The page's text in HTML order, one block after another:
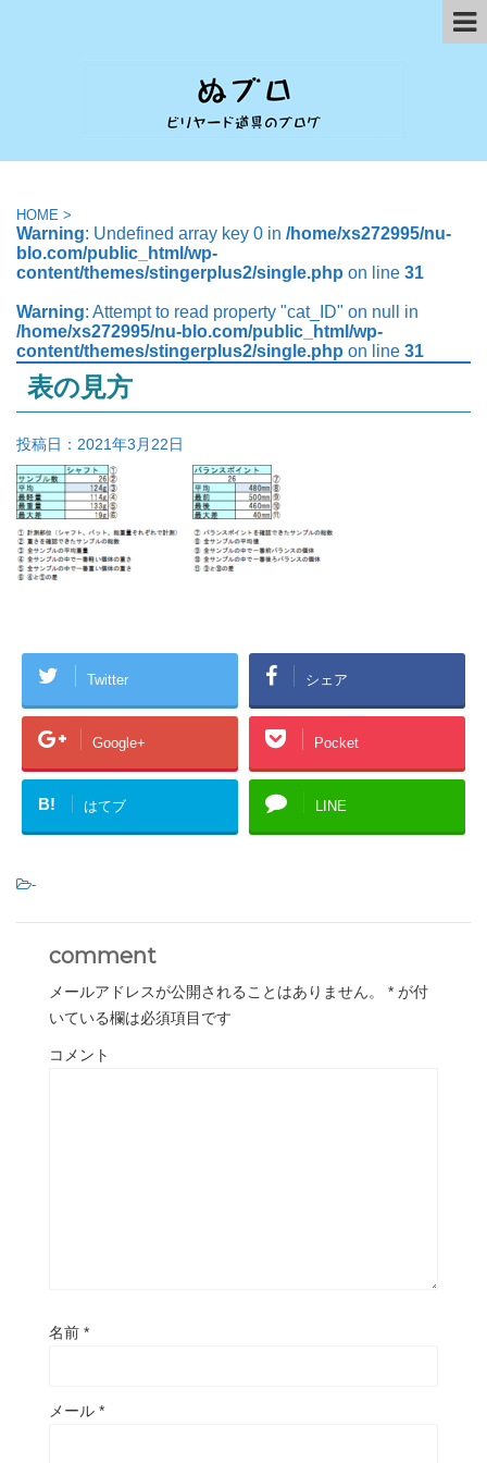
HOME >
Warning: Undefined array key 0 in /home/xs272995/nu-
blo.com/public_html/wp-
content/themes/stingerplus2/single.php on line 31
Warning: Attempt to read property "cat_ID" on null in
/home/xs272995/nu-blo.com/public_html/wp-
content/themes/stingerplus2/single.php on line 31
表の見方
投稿日： 2021年3月22日
Twitter シェア
Google+ Pocket
B! はてブ LINE
-
comment
メールアドレスが公開されることはありません。 * が付
いている欄は必須項目です
コメント
名前 *
メール *